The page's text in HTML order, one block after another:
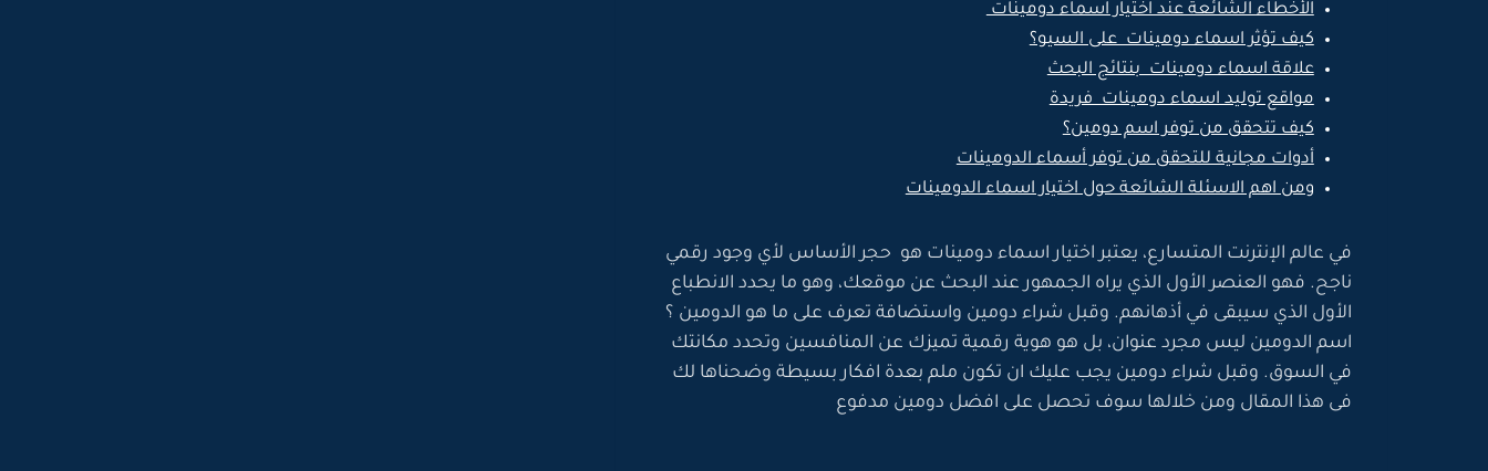
الأخطاء الشائعة عند اختيار اسماء دومينات
كيف تؤثر اسماء دومينات على السيو؟
علاقة اسماء دومينات بنتائج البحث
مواقع توليد اسماء دومينات فريدة
كيف تتحقق من توفر اسم دومين؟
أدوات مجانية للتحقق من توفر أسماء الدومينات
ومن اهم الاسئلة الشائعة حول اختيار اسماء الدومينات
في عالم الإنترنت المتسارع، يعتبر اختيار اسماء دومينات هو حجر الأساس لأي وجود رقمي
ناجح. فهو العنصر الأول الذي يراه الجمهور عند البحث عن موقعك، وهو ما يحدد الانطباع
الأول الذي سيبقى في أذهانهم. وقبل شراء دومين واستضافة تعرف على ما هو الدومين ؟
اسم الدومين ليس مجرد عنوان، بل هو هوية رقمية تميزك عن المنافسين وتحدد مكانتك
في السوق. وقبل شراء دومين يجب عليك ان تكون ملم بعدة افكار بسيطة وضحناها لك
فى هذا المقال ومن خلالها سوف تحصل على افضل دومين مدفوع